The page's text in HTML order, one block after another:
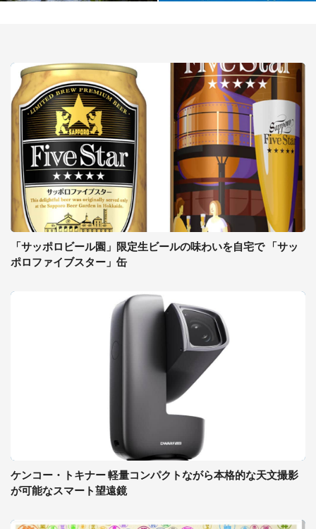
「サッポロビール園」限定生ビールの味わいを自宅で 「サッ
ポロファイブスター」缶
ケンコー・トキナー 軽量コンパクトながら本格的な天文撮影
が可能なスマート望遠鏡